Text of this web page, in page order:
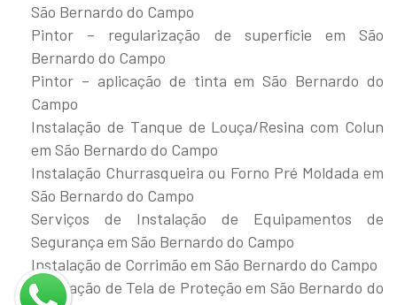
São Bernardo do Campo
Pintor – regularização de superfície em São
Bernardo do Campo
Pintor – aplicação de tinta em São Bernardo do
Campo
Instalação de Tanque de Louça/Resina com Colun
em São Bernardo do Campo
Instalação Churrasqueira ou Forno Pré Moldada em
São Bernardo do Campo
Serviços de Instalação de Equipamentos de
Segurança em São Bernardo do Campo
Instalação de Corrimão em São Bernardo do Campo
Instalação de Tela de Proteção em São Bernardo do